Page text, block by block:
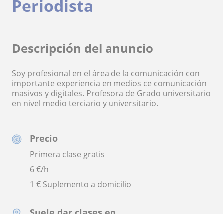
Precio
Primera clase gratis
6€/h
1 € Suplemento a domicilio
Periodista
Descripción del anuncio
Soy profesional en el área de la comunicación con
importante experiencia en medios ce comunicación
masivos y digitales. Profesora de Grado universitario
en nivel medio terciario y universitario.